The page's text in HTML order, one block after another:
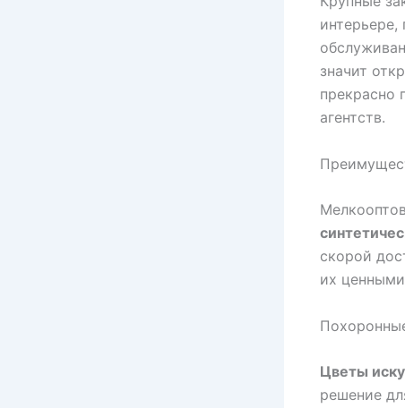
интерьере,
значит
прекрасно
агентств.
скорой
их ценными
Цветы
решение